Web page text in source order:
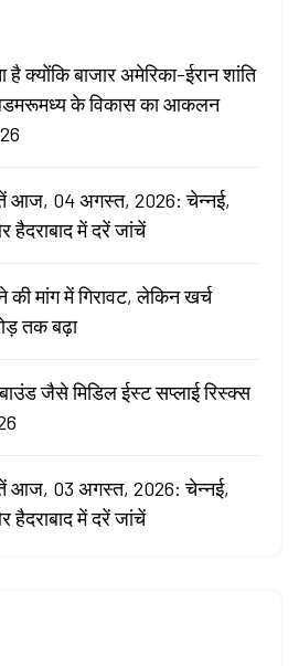
क्योंकि बाजार अमेरिका-ईरान शांति
के विकास का आकलन
आज, 04 अगस्त, 2026: चेन्नई,
हैदराबाद में दरें जांचें
की मांग में गिरावट, लेकिन खर्च
तक बढ़ा
जैसे मिडिल ईस्ट सप्लाई रिस्क्स
आज, 03 अगस्त, 2026: चेन्नई,
हैदराबाद में दरें जांचें